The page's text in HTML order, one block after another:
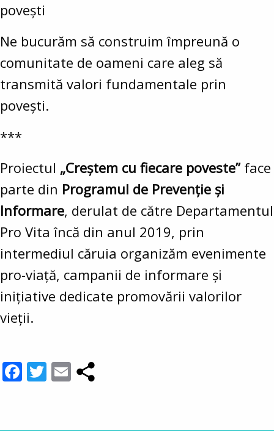
povești
Ne bucurăm să construim împreună o
comunitate de oameni care aleg să
transmită valori fundamentale prin
povești.
***
Proiectul „Creștem cu fiecare poveste”face
parte din Programul de Prevenție și
Informare, derulat de către Departamentul
Pro Vita încă din anul 2019, prin
intermediul căruia organizăm evenimente
pro-viață, campanii de informare și
inițiative dedicate promovării valorilor
vieții.
Facebook
Twitter
Email